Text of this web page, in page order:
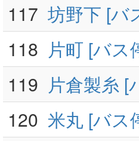
117 坊野下 [バ
118 片町 [バス
119 片倉製糸 [
120 米丸 [バス